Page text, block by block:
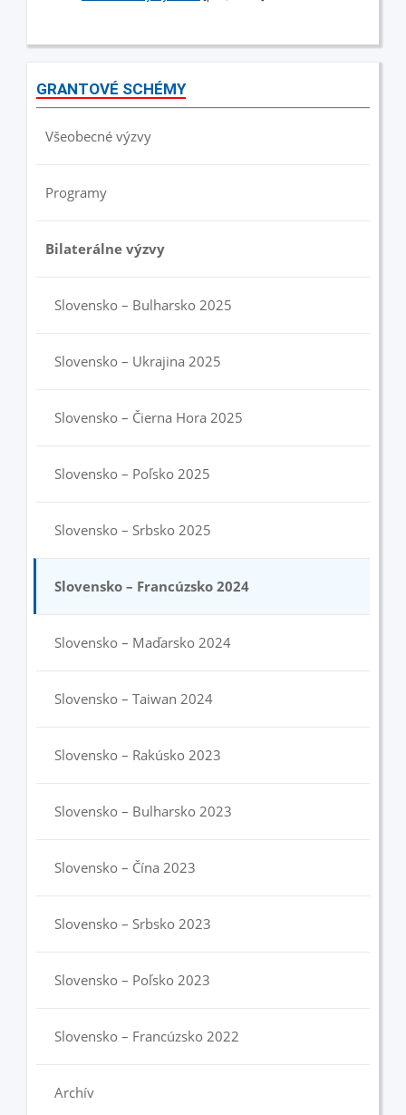
GRANTOVÉ SCHÉMY
Všeobecné výzvy
Programy
Bilaterálne výzvy
Slovensko – Bulharsko 2025
Slovensko – Ukrajina 2025
Slovensko – Čierna Hora 2025
Slovensko – Poľsko 2025
Slovensko – Srbsko 2025
Slovensko – Francúzsko 2024
Slovensko – Maďarsko 2024
Slovensko – Taiwan 2024
Slovensko – Rakúsko 2023
Slovensko – Bulharsko 2023
Slovensko – Čína 2023
Slovensko – Srbsko 2023
Slovensko – Poľsko 2023
Slovensko – Francúzsko 2022
Archív